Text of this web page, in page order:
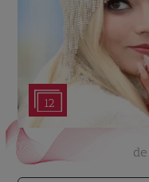
12
de